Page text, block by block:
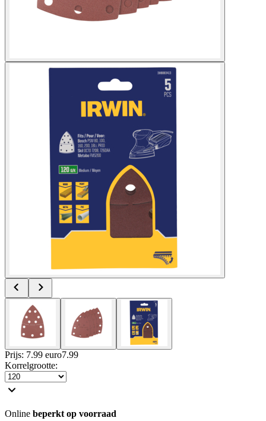
Prijs: 7.99 euro7.99
Korrelgrootte:
Online beperkt op voorraad